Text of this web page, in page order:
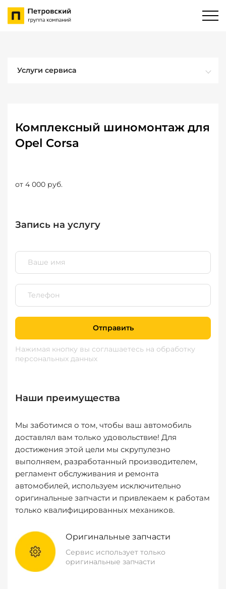
Услуги сервиса
Комплексный шиномонтаж для
Opel Corsa
от 4 000 руб.
Запись на услугу
Отправить
Нажимая кнопку вы соглашаетесь на обработку
персональных данных
Наши преимущества
Мы заботимся о том, чтобы ваш автомобиль
доставлял вам только удовольствие! Для
достижения этой цели мы скрупулезно
выполняем, разработанный производителем,
регламент обслуживания и ремонта
автомобилей, используем исключительно
оригинальные запчасти и привлекаем к работам
только квалифицированных механиков.
Оригинальные запчасти
Сервис использует только
оригинальные запчасти